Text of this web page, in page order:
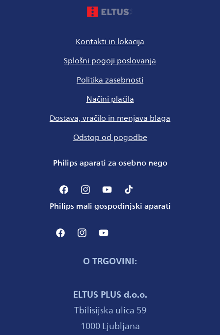
Kontakti in lokacija
Splošni pogoji poslovanja
Politika zasebnosti
Načini plačila
Dostava, vračilo in menjava blaga
Odstop od pogodbe
Philips aparati za osebno nego
FacebookInstagramYouTubeTikTok
Philips mali gospodinjski aparati
FacebookInstagramYouTube
O TRGOVINI:
ELTUS PLUS d.o.o.
Tbilisijska ulica 59
1000 Ljubljana